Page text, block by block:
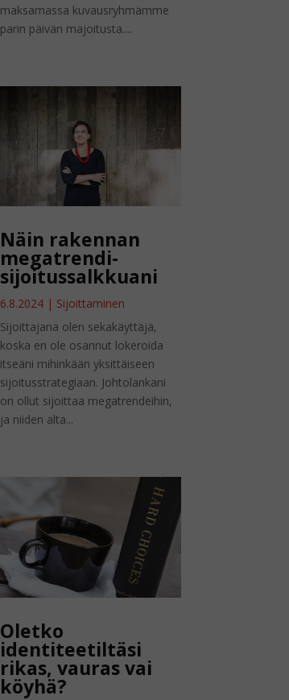
maksamassa kuvausryhmämme
parin päivän majoitusta....
Näin rakennan
megatrendi-
sijoitussalkkuani
6.8.2024 | Sijoittaminen
Sijoittajana olen sekakäyttäjä,
koska en ole osannut lokeroida
itseäni mihinkään yksittäiseen
sijoitusstrategiaan. Johtolankani
on ollut sijoittaa megatrendeihin,
ja niiden alta...
Oletko
identiteetiltäsi
rikas, vauras vai
köyhä?